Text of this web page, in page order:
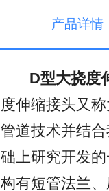
产品详情
D型大挠度
度伸缩接头又
管道技术并结
础上研究开发
构有短管法兰